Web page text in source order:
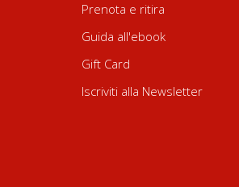
Prenota e ritira
Guida all'ebook
Gift Card
Iscriviti alla Newsletter